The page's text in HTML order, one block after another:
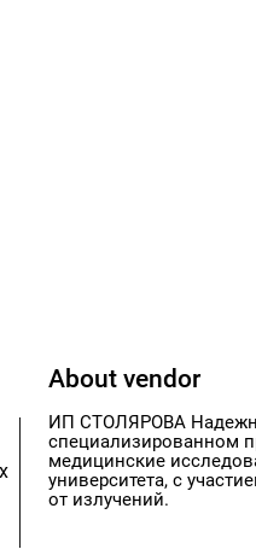
About vendor
ИП СТОЛЯРОВА
специализированном
медицинские
университета, с
от излучений.